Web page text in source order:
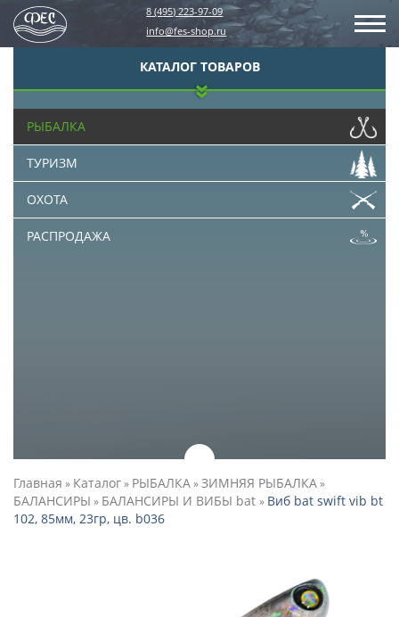
8 (495) 223-97-09
info@fes-shop.ru
КАТАЛОГ ТОВАРОВ
РЫБАЛКА
ТУРИЗМ
ОХОТА
РАСПРОДАЖА
Главная » Каталог» РЫБАЛКА»ЗИМНЯЯ РЫБАЛКА»
БАЛАНСИРЫ » БАЛАНСИРЫ И ВИБЫ bat » Виб bat swift vib bt
102, 85мм, 23гр, цв. b036